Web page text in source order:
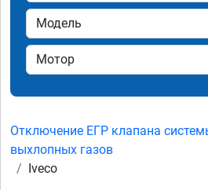
Отключение ЕГР клапана
выхлопных газов
Iveco